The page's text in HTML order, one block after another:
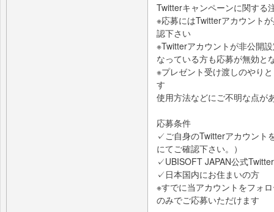
Twitterキャンペーンに関する
※応募にはTwitterアカウント
認下さい
※Twitterアカウントが非公開
なっている方も応募が無効と
※プレゼント受け渡しのやり
す
使用方法などにご不明な点が
応募条件
✓ご自身のTwitterアカウント
にてご確認下さい。）
✓UBISOFT JAPAN公式
✓日本国内にお住まいの方
※すでに当アカウントをフォ
のみでご応募いただけます